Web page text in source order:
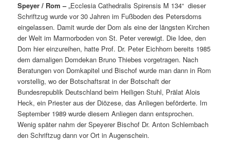
Speyer / Rom –„Ecclesia Cathedralis Spirensis M 134“ dieser
Schriftzug wurde vor 30 Jahren im Fußboden des Petersdoms
eingelassen. Damit wurde der Dom als eine der längsten Kirchen
der Welt im Marmorboden von St. Peter verewigt. Die Idee, den
Dom hier einzureihen, hatte Prof. Dr. Peter Eichhorn bereits 1985
dem damaligen Domdekan Bruno Thiebes vorgetragen. Nach
Beratungen von Domkapitel und Bischof wurde man dann in Rom
vorstellig, wo der Botschaftsrat in der Botschaft der
Bundesrepublik Deutschland beim Heiligen Stuhl, Prälat Alois
Heck, ein Priester aus der Diözese, das Anliegen beförderte. Im
September 1989 wurde diesem Anliegen dann entsprochen.
Wenig später nahm der Speyerer Bischof Dr. Anton Schlembach
den Schriftzug dann vor Ort in Augenschein.